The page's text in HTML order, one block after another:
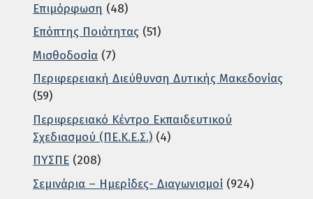
Επιμόρφωση (48)
Επόπτης Ποιότητας (51)
Μισθοδοσία (7)
Περιφερειακή Διεύθυνση Δυτικής Μακεδονίας
(59)
Περιφερειακό Κέντρο Εκπαιδευτικού
Σχεδιασμού (ΠΕ.Κ.Ε.Σ.) (4)
ΠΥΣΠΕ (208)
Σεμινάρια – Ημερίδες- Διαγωνισμοί (924)